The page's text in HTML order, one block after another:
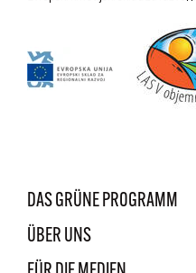
DAS GRÜNE PROGRAMM
ÜBER UNS